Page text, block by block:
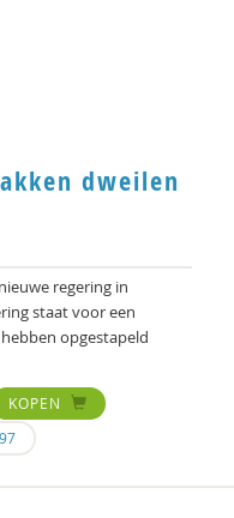
redactie
dweilen
regering in
staat voor een
opgestapeld
KOPEN